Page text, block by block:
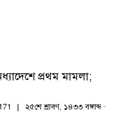
প্রথম মামলা;
২৫শে শ্রাবণ, ১৪৩৩ বঙ্গাব্দ ·